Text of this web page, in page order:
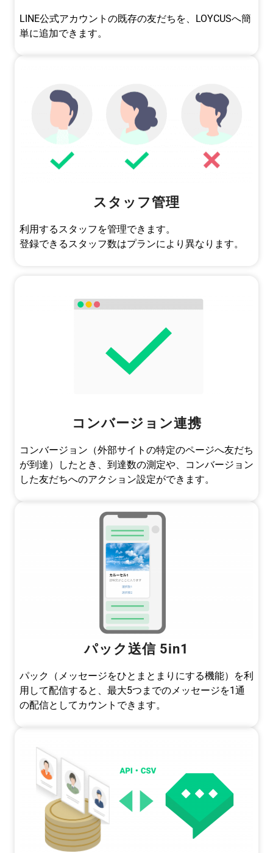
LINE公式アカウントの既存の友だちを、LOYCUSへ簡
単に追加できます。
スタッフ管理
利用するスタッフを管理できます。
登録できるスタッフ数はプランにより異なります。
コンバージョン連携
コンバージョン（外部サイトの特定のページへ友だち
が到達）したとき、到達数の測定や、コンバージョン
した友だちへのアクション設定ができます。
パック送信 5in1
パック（メッセージをひとまとまりにする機能）を利
用して配信すると、最大5つまでのメッセージを1通
の配信としてカウントできます。